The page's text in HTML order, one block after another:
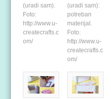
(uradi sam).
Foto:
http://www.u-
createcrafts.c
om/
(uradi sam):
potreban
materijal.
Foto:
http://www.u-
createcrafts.c
om/